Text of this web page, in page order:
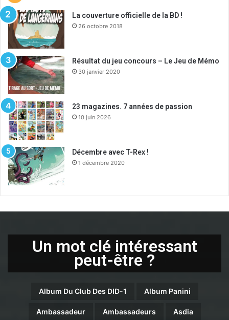
La couverture officielle de la BD !
26 octobre 2018
Résultat du jeu concours – Le Jeu de Mémo
30 janvier 2020
23 magazines. 7 années de passion
10 juin 2026
Décembre avec T-Rex !
1 décembre 2020
Un mot clé intéressant
peut-être ?
Album Du Club Des DID-1 Album Panini
Ambassadeur Ambassadeurs Asdia